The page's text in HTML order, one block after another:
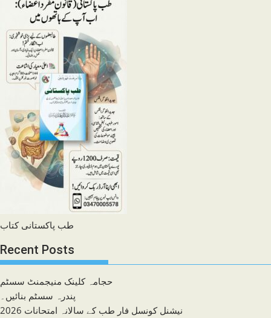
طب پاکستانی کتاب
Recent Posts
حجامہ کلینک منیجمنٹ سسٹم
پندرہ سسٹم بنائیں۔
نیشنل کونسل فار طب کے سالانہ امتحانات 2026